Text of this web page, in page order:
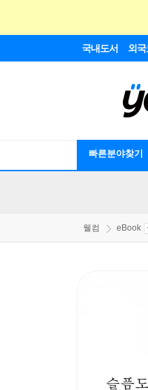
국내도서 외국
빠른분야찾기
웰컴 eBook